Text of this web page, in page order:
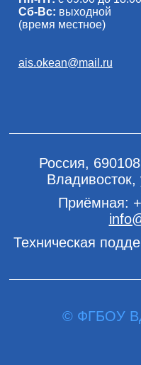
Сб-Вс: выходной
(время местное)
ais.okean@mail.ru
Россия,
Владивосток,
Приёмная:
Техническая
© ФГБОУ